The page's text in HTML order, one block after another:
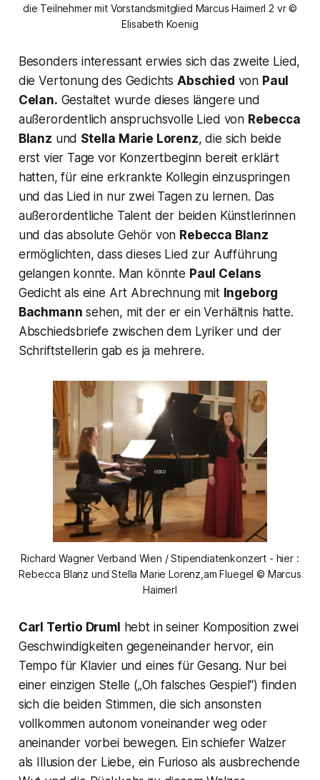
die Teilnehmer mit Vorstandsmitglied Marcus Haimerl 2 vr ©
Elisabeth Koenig
Besonders interessant erwies sich das zweite Lied,
die Vertonung des GedichtsAbschied von Paul
Celan. Gestaltet wurde dieses längere und
außerordentlich anspruchsvolle Lied von Rebecca
Blanz und Stella Marie Lorenz, die sich beide
erst vier Tage vor Konzertbeginn bereit erklärt
hatten, für eine erkrankte Kollegin einzuspringen
und das Lied in nur zwei Tagen zu lernen. Das
außerordentliche Talent der beiden Künstlerinnen
und das absolute Gehör von Rebecca Blanz
ermöglichten, dass dieses Lied zur Aufführung
gelangen konnte. Man könnte Paul Celans
Gedicht als eine Art Abrechnung mit Ingeborg
Bachmann sehen, mit der er ein Verhältnis hatte.
Abschiedsbriefe zwischen dem Lyriker und der
Schriftstellerin gab es ja mehrere.
Richard Wagner Verband Wien / Stipendiatenkonzert - hier :
Rebecca Blanz und Stella Marie Lorenz,am Fluegel © Marcus
Haimerl
Carl Tertio Druml hebt in seiner Komposition zwei
Geschwindigkeiten gegeneinander hervor, ein
Tempo für Klavier und eines für Gesang. Nur bei
einer einzigen Stelle („Oh falsches Gespiel“) finden
sich die beiden Stimmen, die sich ansonsten
vollkommen autonom voneinander weg oder
aneinander vorbei bewegen. Ein schiefer Walzer
als Illusion der Liebe, ein Furioso als ausbrechende